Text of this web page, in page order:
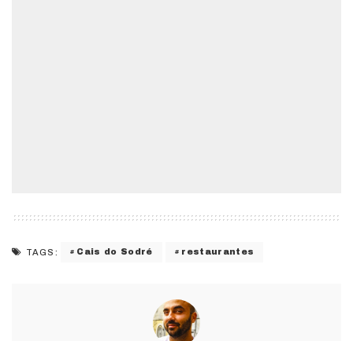
TAGS: Cais do Sodré restaurantes